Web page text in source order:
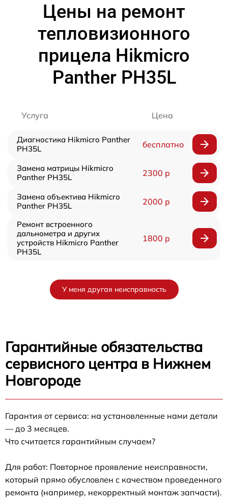
Цены на ремонт
тепловизионного
прицела Hikmicro
Panther PH35L
Услуга Цена
Диагностика Hikmicro Panther
PH35L
бесплатно
Замена матрицы Hikmicro
Panther PH35L
2300 р
Замена объектива Hikmicro
Panther PH35L
2000 р
Ремонт встроенного
дальнометра и других
устройств Hikmicro Panther
PH35L
1800 р
У меня другая неисправность
Гарантийные обязательства
сервисного центра в Нижнем
Новгороде
Гарантия от сервиса: на установленные нами детали
— до 3 месяцев.
Что считается гарантийным случаем?
Для работ: Повторное проявление неисправности,
который прямо обусловлен с качеством проведенного
ремонта (например, некорректный монтаж запчасти).